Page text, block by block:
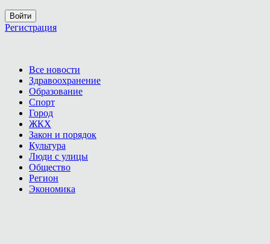
Войти
Регистрация
Все новости
Здравоохранение
Образование
Спорт
Город
ЖКХ
Закон и порядок
Культура
Люди с улицы
Общество
Регион
Экономика